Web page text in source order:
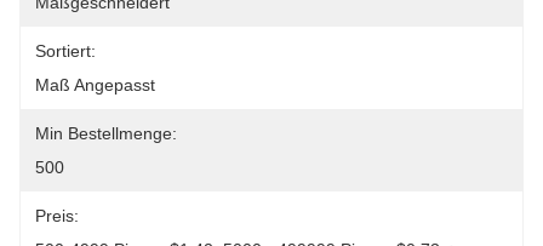
Sortiert:
Maß Angepasst
Min Bestellmenge:
500
Preis: